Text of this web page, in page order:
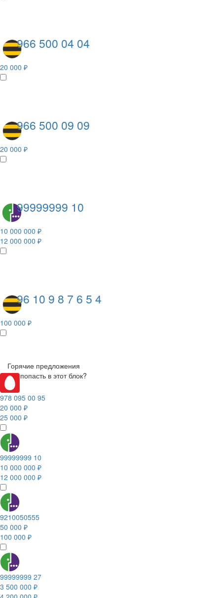
966 500 04 04
20 000 ₽
966 500 09 09
20 000 ₽
99999999 10
10 000 000 ₽
12 000 000 ₽
96 10 9 8 7 6 5 4
100 000 ₽
Горячие предложения
Как попасть в этот блок?
978 095 00 95
20 000 ₽
25 000 ₽
99999999 10
10 000 000 ₽
12 000 000 ₽
9210050555
50 000 ₽
100 000 ₽
99999999 27
3 500 000 ₽